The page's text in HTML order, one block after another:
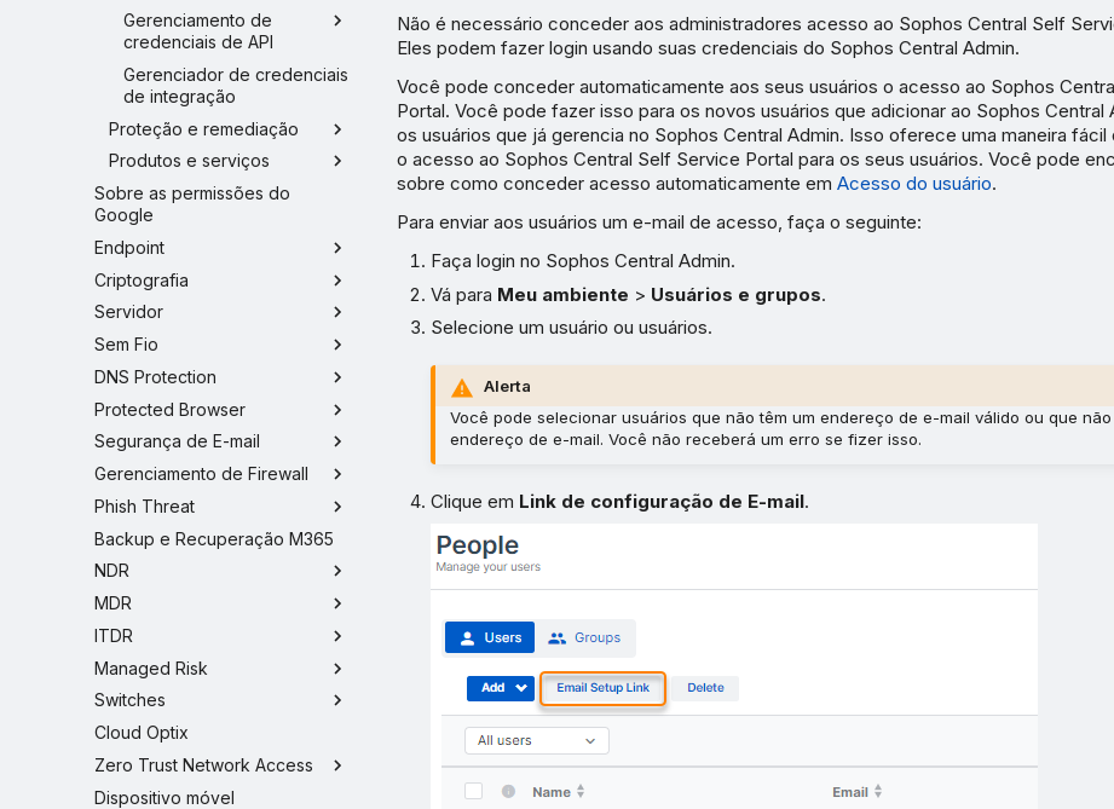
Gerenciamento de
credenciais de API
Gerenciador de credenciais
de integração
Proteção e remediação
Produtos e serviços
Sobre as permissões do
Google
Endpoint
Criptografia
Servidor
Sem Fio
DNS Protection
Protected Browser
Segurança de E-mail
Gerenciamento de Firewall
Phish Threat
Backup e Recuperação M365
NDR
MDR
ITDR
Managed Risk
Switches
Cloud Optix
Zero Trust Network Access
Dispositivo móvel
Não é necessário conceder aos administradores acesso ao Sophos Central Self
Eles podem fazer login usando suas credenciais do Sophos Central Admin.
Você pode conceder automaticamente aos seus usuários o acesso ao Sophos
Portal. Você pode fazer isso para os novos usuários que adicionar ao Sophos Central
os usuários que já gerencia no Sophos Central Admin. Isso oferece uma maneira fácil
o acesso ao Sophos Central Self Service Portal para os seus usuários. Você pode
sobre como conceder acesso automaticamente em Acesso do usuário.
Para enviar aos usuários um e-mail de acesso, faça o seguinte:
Faça login no Sophos Central Admin.
Vá para Meu ambiente > Usuários e grupos.
Selecione um usuário ou usuários.
Alerta
Você pode selecionar usuários que não têm um endereço de e-mail válido ou que não
endereço de e-mail. Você não receberá um erro se fizer isso.
Clique em Link de configuração de E-mail.